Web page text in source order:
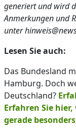
generiert und wird
Anmerkungen und
unter
Lesen Sie auch:
Das Bundesland
Hamburg. Doch
Deutschland?
Erfahren Sie
gerade